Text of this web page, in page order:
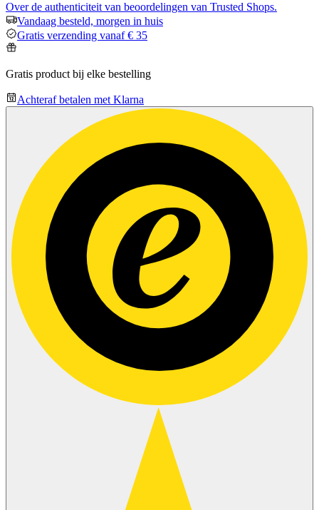
Over de authenticiteit van beoordelingen van Trusted Shops.
Vandaag besteld, morgen in huis
Gratis verzending vanaf € 35
Gratis product bij elke bestelling
Achteraf betalen met Klarna